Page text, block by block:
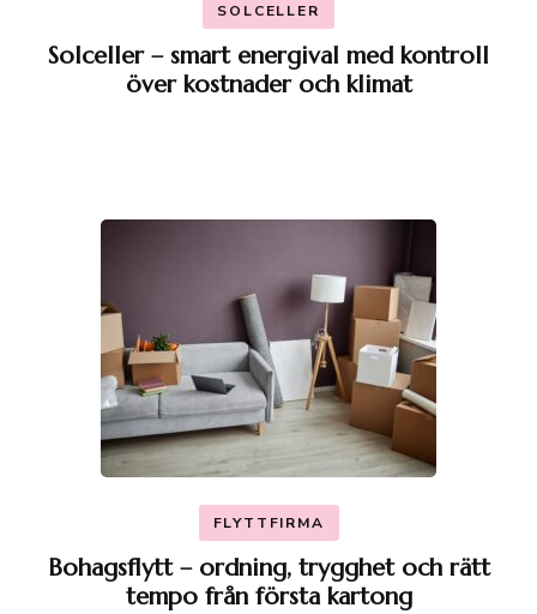
SOLCELLER
Solceller – smart energival med kontroll
över kostnader och klimat
FLYTTFIRMA
Bohagsflytt – ordning, trygghet och rätt
tempo från första kartong